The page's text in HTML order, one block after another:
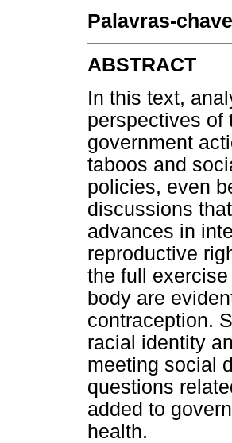
Palavras-
ABSTRACT
In this text,
perspectives of
government
taboos and
policies, even
discussions
advances in
reproductive
the full
body are
contraception.
racial identity
meeting social
questions
added to
health.